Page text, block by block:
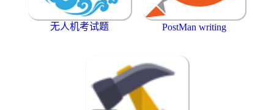
无人机考试题 PostMan writing